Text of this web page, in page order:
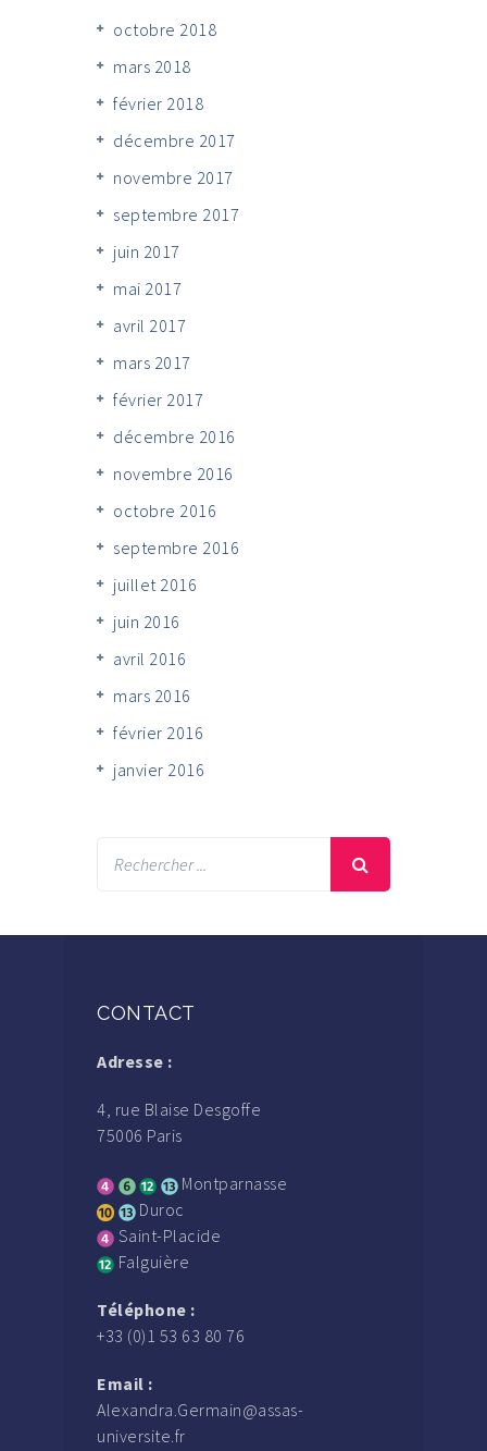
octobre 2018
mars 2018
février 2018
décembre 2017
novembre 2017
septembre 2017
juin 2017
mai 2017
avril 2017
mars 2017
février 2017
décembre 2016
novembre 2016
octobre 2016
septembre 2016
juillet 2016
juin 2016
avril 2016
mars 2016
février 2016
janvier 2016
CONTACT
Adresse :
4, rue Blaise Desgoffe
75006 Paris
Montparnasse
Duroc
Saint-Placide
Falguière
Téléphone :
+33 (0)1 53 63 80 76
Email :
Alexandra.Germain@assas-
universite.fr